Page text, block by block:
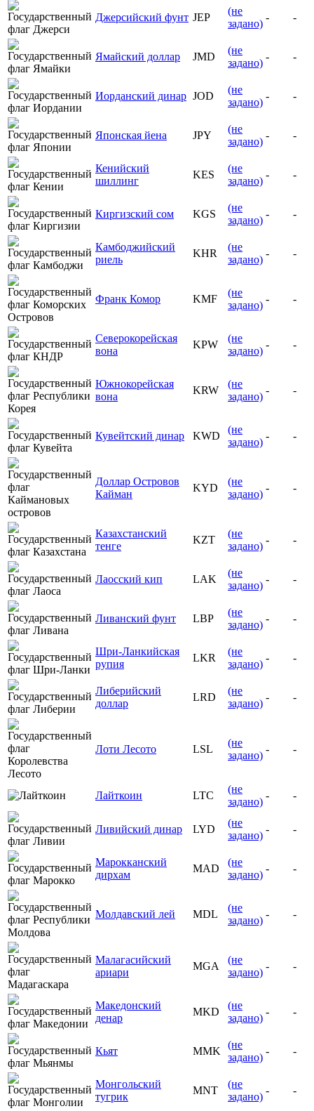
Джерсийский фунт JEP
(не
задано)
- -
Ямайский доллар JMD
(не
задано)
- -
Иорданский динар JOD
(не
задано)
- -
Японская йена JPY
(не
задано)
- -
Кенийский
шиллинг
KES
(не
задано)
- -
Киргизский сом KGS
(не
задано)
- -
Камбоджийский
риель
KHR
(не
задано)
- -
Франк Комор KMF
(не
задано)
- -
Северокорейская
вона
KPW
(не
задано)
- -
Южнокорейская
вона
KRW
(не
задано)
- -
Кувейтский динар KWD
(не
задано)
- -
Доллар Островов
Кайман
KYD
(не
задано)
- -
Казахстанский
тенге
KZT
(не
задано)
- -
Лаосский кип LAK
(не
задано)
- -
Ливанский фунт LBP
(не
задано)
- -
Шри-Ланкийская
рупия
LKR
(не
задано)
- -
Либерийский
доллар
LRD
(не
задано)
- -
Лоти Лесото LSL
(не
задано)
- -
Лайткоин LTC
(не
задано)
- -
Ливийский динар LYD
(не
задано)
- -
Марокканский
дирхам
MAD
(не
задано)
- -
Молдавский лей MDL
(не
задано)
- -
Малагасийский
ариари
MGA
(не
задано)
- -
Македонский
денар
MKD
(не
задано)
- -
Кьят MMK
(не
задано)
- -
Монгольский
тугрик
MNT
(не
задано)
- -